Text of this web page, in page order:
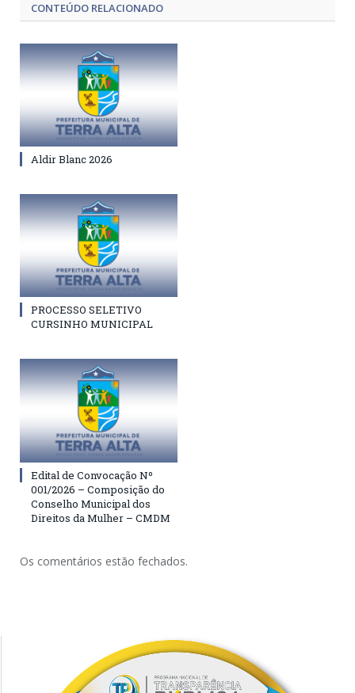
CONTEÚDO RELACIONADO
Aldir Blanc 2026
PROCESSO SELETIVO
CURSINHO MUNICIPAL
Edital de Convocação Nº
001/2026 – Composição do
Conselho Municipal dos
Direitos da Mulher – CMDM
Os comentários estão fechados.